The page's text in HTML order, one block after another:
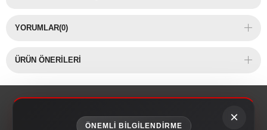
YORUMLAR(0)
ÜRÜN ÖNERILERI
×
ÖNEMLİ BİLGİLENDİRME